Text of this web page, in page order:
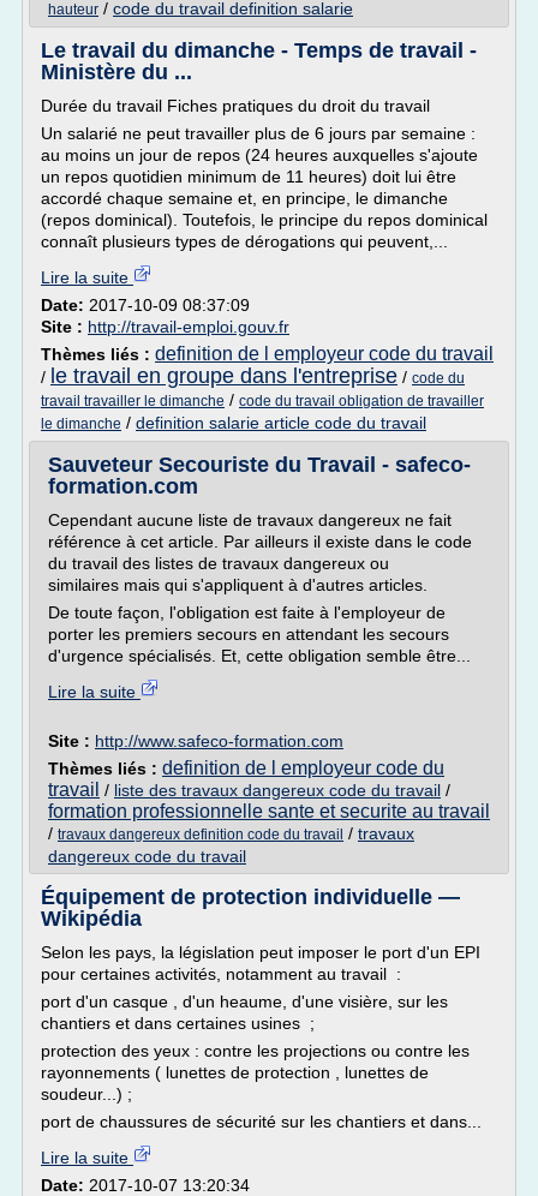
hauteur / code du travail definition salarie
Le travail du dimanche - Temps de travail -
Ministère du ...
Durée du travail Fiches pratiques du droit du travail
Un salarié ne peut travailler plus de 6 jours par semaine :
au moins un jour de repos (24 heures auxquelles s'ajoute
un repos quotidien minimum de 11 heures) doit lui être
accordé chaque semaine et, en principe, le dimanche
(repos dominical). Toutefois, le principe du repos dominical
connaît plusieurs types de dérogations qui peuvent,...
Lire la suite
Date: 2017-10-09 08:37:09
Site : http://travail-emploi.gouv.fr
Thèmes liés : definition de l employeur code du travail
/ le travail en groupe dans l'entreprise / code du
travail travailler le dimanche / code du travail obligation de travailler
le dimanche / definition salarie article code du travail
Sauveteur Secouriste du Travail - safeco-
formation.com
Cependant aucune liste de travaux dangereux ne fait
référence à cet article. Par ailleurs il existe dans le code
du travail des listes de travaux dangereux ou
similaires mais qui s'appliquent à d'autres articles.
De toute façon, l'obligation est faite à l'employeur de
porter les premiers secours en attendant les secours
d'urgence spécialisés. Et, cette obligation semble être...
Lire la suite
Site : http://www.safeco-formation.com
Thèmes liés : definition de l employeur code du
travail / liste des travaux dangereux code du travail /
formation professionnelle sante et securite au travail
/ travaux dangereux definition code du travail / travaux
dangereux code du travail
Équipement de protection individuelle —
Wikipédia
Selon les pays, la législation peut imposer le port d'un EPI
pour certaines activités, notamment au travail :
port d'un casque , d'un heaume, d'une visière, sur les
chantiers et dans certaines usines ;
protection des yeux : contre les projections ou contre les
rayonnements ( lunettes de protection , lunettes de
soudeur...) ;
port de chaussures de sécurité sur les chantiers et dans...
Lire la suite
Date: 2017-10-07 13:20:34